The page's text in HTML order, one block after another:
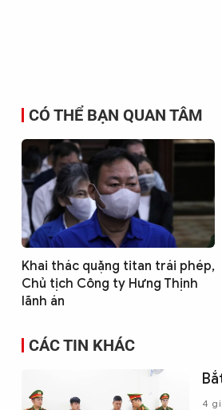
CÓ THỂ BẠN QUAN TÂM
Khai thác quặng titan trái phép,
Chủ tịch Công ty Hưng Thịnh
lãnh án
CÁC TIN KHÁC
4